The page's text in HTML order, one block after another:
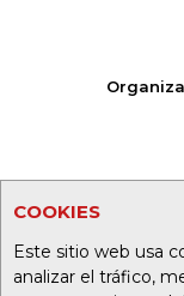
COOKIES
Este sitio web usa
analizar el tráfico,